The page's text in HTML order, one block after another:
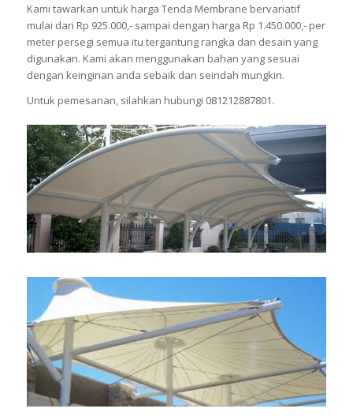
Kami tawarkan untuk harga Tenda Membrane bervariatif
mulai dari Rp 925.000,- sampai dengan harga Rp 1.450.000,- per
meter persegi semua itu tergantung rangka dan desain yang
digunakan. Kami akan menggunakan bahan yang sesuai
dengan keinginan anda sebaik dan seindah mungkin.
Untuk pemesanan, silahkan hubungi 081212887801.